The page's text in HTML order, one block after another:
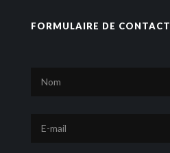
FORMULAIRE DE CONTACT